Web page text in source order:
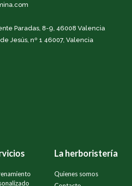
Paradas, 8-9, 46008 Valencia
Jesús, nº 1 46007, Valencia
La herboristería
Quienes somos